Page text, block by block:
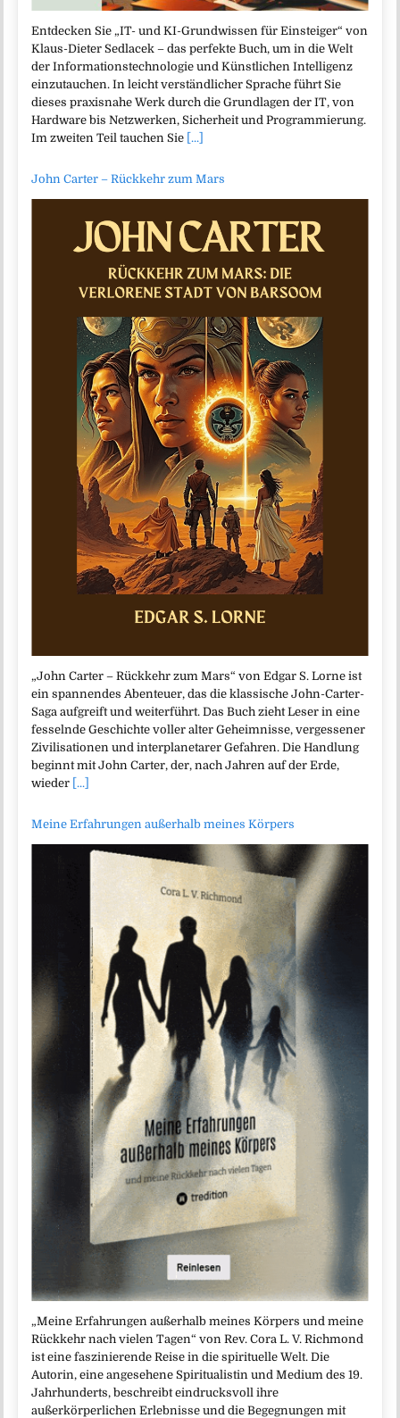
Entdecken Sie „IT- und KI-Grundwissen für Einsteiger“ von
Klaus-Dieter Sedlacek – das perfekte Buch, um in die Welt
der Informationstechnologie und Künstlichen Intelligenz
einzutauchen. In leicht verständlicher Sprache führt Sie
dieses praxisnahe Werk durch die Grundlagen der IT, von
Hardware bis Netzwerken, Sicherheit und Programmierung.
Im zweiten Teil tauchen Sie [...]
John Carter – Rückkehr zum Mars
„John Carter – Rückkehr zum Mars“ von Edgar S. Lorne ist
ein spannendes Abenteuer, das die klassische John-Carter-
Saga aufgreift und weiterführt. Das Buch zieht Leser in eine
fesselnde Geschichte voller alter Geheimnisse, vergessener
Zivilisationen und interplanetarer Gefahren. Die Handlung
beginnt mit John Carter, der, nach Jahren auf der Erde,
wieder [...]
Meine Erfahrungen außerhalb meines Körpers
„Meine Erfahrungen außerhalb meines Körpers und meine
Rückkehr nach vielen Tagen“ von Rev. Cora L. V. Richmond
ist eine faszinierende Reise in die spirituelle Welt. Die
Autorin, eine angesehene Spiritualistin und Medium des 19.
Jahrhunderts, beschreibt eindrucksvoll ihre
außerkörperlichen Erlebnisse und die Begegnungen mit